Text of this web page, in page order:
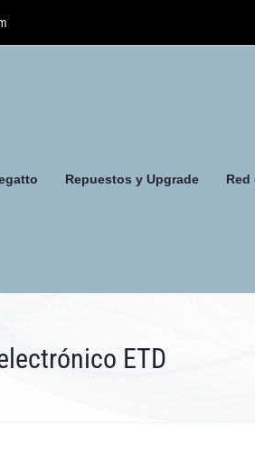
Repuestos y Upgrade Red
ETD